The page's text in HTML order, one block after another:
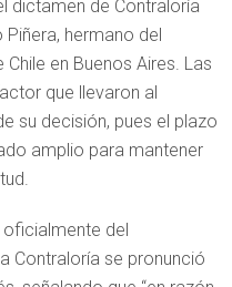
dictamen de Contraloría
hermano del
en Buenos Aires. Las
que llevaron al
su decisión, pues el plazo
amplio para mantener
oficialmente del
Contraloría se pronunció